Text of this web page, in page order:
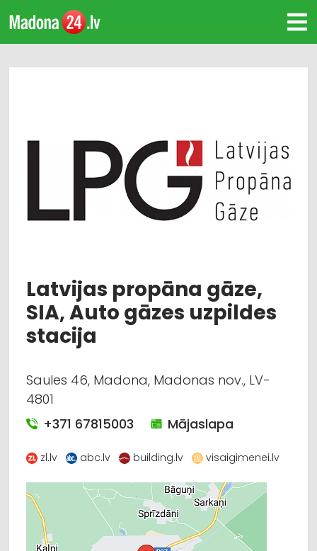
Latvijas propāna gāze,
SIA, Auto gāzes uzpildes
stacija
Saules 46, Madona, Madonas nov., LV-
4801
+371 67815003
Mājaslapa
zl.lv abc.lv building.lv visaigimenei.lv